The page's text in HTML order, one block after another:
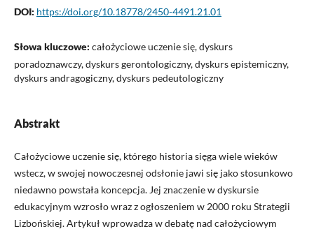
DOI: https://doi.org/10.18778/2450-4491.21.01
Słowa kluczowe: całożyciowe uczenie się, dyskurs
poradoznawczy, dyskurs gerontologiczny, dyskurs epistemiczny,
dyskurs andragogiczny, dyskurs pedeutologiczny
Abstrakt
Całożyciowe uczenie się, którego historia sięga wiele wieków
wstecz, w swojej nowoczesnej odsłonie jawi się jako stosunkowo
niedawno powstała koncepcja. Jej znaczenie w dyskursie
edukacyjnym wzrosło wraz z ogłoszeniem w 2000 roku Strategii
Lizbońskiej. Artykuł wprowadza w debatę nad całożyciowym